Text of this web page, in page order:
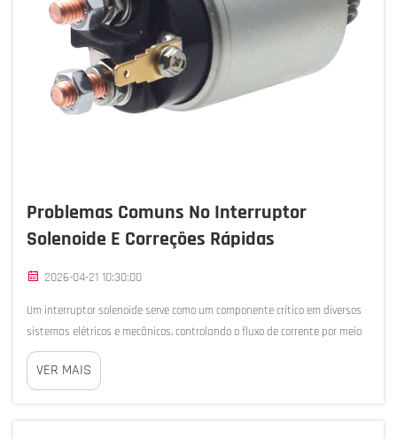
Problemas Comuns No Interruptor
Solenoide E Correções Rápidas
2026-04-21 10:30:00
Um interruptor solenoide serve como um componente crítico em diversos
sistemas elétricos e mecânicos, controlando o fluxo de corrente por meio
de ativação eletromagnética. Quando este dispositivo essencial
apresenta mau funcionamento, pode interromper sequências
VER MAIS